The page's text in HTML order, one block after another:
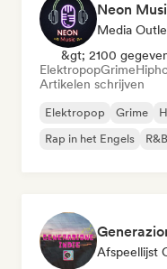
Neon
Media
&gt; 2100
ElektropopGrime
Artikelen schrijven
Elektropop Grime
Rap in het Engels
R&B
Afspeellijst